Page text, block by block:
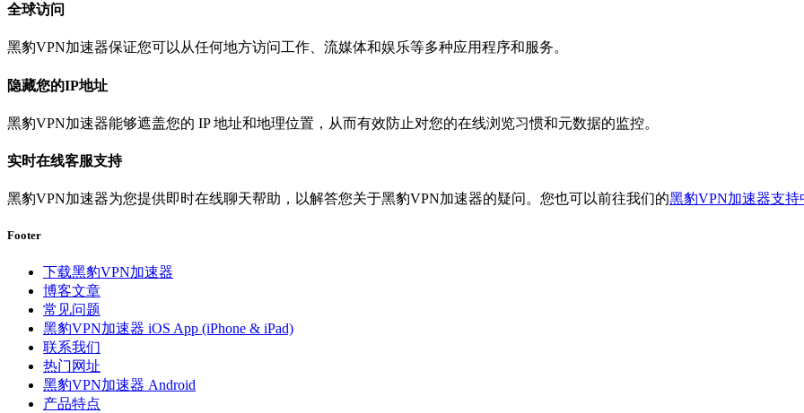
全球访问
黑豹VPN加速器保证您可以从任何地方访问工作、流媒体和娱乐等多种应用程序和服务。
隐藏您的IP地址
黑豹VPN加速器能够遮盖您的 IP 地址和地理位置，从而有效防止对您的在线浏览习惯和元数据的监控。
实时在线客服支持
黑豹VPN加速器为您提供即时在线聊天帮助，以解答您关于黑豹VPN加速器的疑问。您也可以前往我们的黑豹VPN加速器支持
Footer
下载黑豹VPN加速器
博客文章
常见问题
黑豹VPN加速器 iOS App (iPhone & iPad)
联系我们
热门网址
黑豹VPN加速器 Android
产品特点